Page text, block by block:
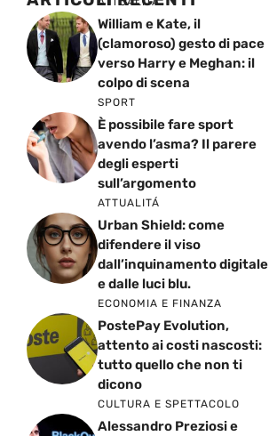
William e Kate, il
(clamoroso) gesto di pace
verso Harry e Meghan: il
colpo di scena
SPORT
È possibile fare sport
avendo l’asma? Il parere
degli esperti
sull’argomento
ATTUALITÁ
Urban Shield: come
difendere il viso
dall’inquinamento digitale
e dalle luci blu.
ECONOMIA E FINANZA
PostePay Evolution,
attento ai costi nascosti:
tutto quello che non ti
dicono
CULTURA E SPETTACOLO
Alessandro Preziosi e